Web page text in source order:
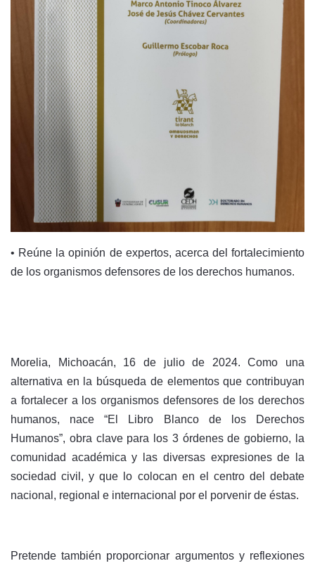
• Reúne la opinión de expertos, acerca del fortalecimiento
de los organismos defensores de los derechos humanos.
Morelia, Michoacán, 16 de julio de 2024. Como una
alternativa en la búsqueda de elementos que contribuyan
a fortalecer a los organismos defensores de los derechos
humanos, nace “El Libro Blanco de los Derechos
Humanos”, obra clave para los 3 órdenes de gobierno, la
comunidad académica y las diversas expresiones de la
sociedad civil, y que lo colocan en el centro del debate
nacional, regional e internacional por el porvenir de éstas.
Pretende también proporcionar argumentos y reflexiones